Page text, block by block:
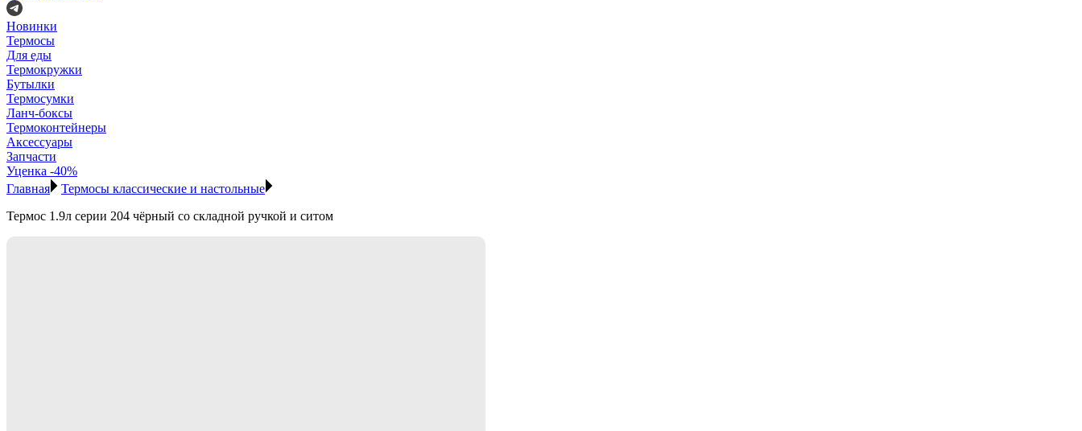
Новинки
Термосы
Для еды
Термокружки
Бутылки
Термосумки
Ланч-боксы
Термоконтейнеры
Аксессуары
Запчасти
Уценка -40%
Главная
Термосы классические и настольные
Термос 1.9л серии 204 чёрный со складной ручкой и ситом